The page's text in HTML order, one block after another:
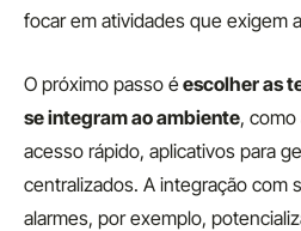
focar em atividades que exigem
O próximo passo éescolher as
se integram ao ambiente, como
acesso rápido, aplicativos para
centralizados. A integração com
alarmes, por exemplo,